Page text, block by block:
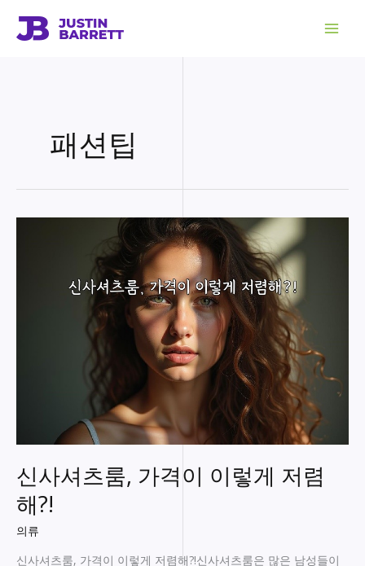
패션팁
신사셔츠룸, 가격이 이렇게 저렴
해?!
의류
신사셔츠룸, 가격이 이렇게 저렴해?!신사셔츠룸은 많은 남성들이